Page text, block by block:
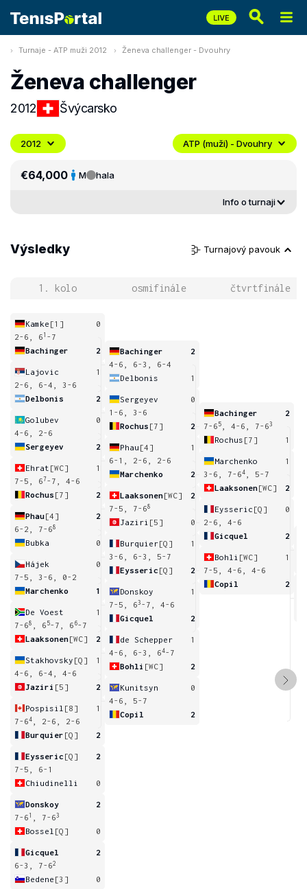
Turnaje - ATP muži 2012 Ženeva challenger - Dvouhry
Ženeva challenger
2012 Švýcarsko
2012 ATP (muži) - Dvouhry
€64,000 M hala
Info o turnaji
Výsledky Turnajový pavouk
1. kolo osmifinále čtvrtfinále
Kamke [1]
0
2-6, 6 1 -7
Bachinger
2
Lajovic
1
2-6, 6-4, 3-6
Delbonis
2
Golubev
0
4-6, 2-6
Sergeyev
2
Ehrat [WC]
1
7-5, 67-7, 4-6
Rochus [7] 2
Phau[4]
2
6-2, 7-68
Bubka 0
Hájek
0
7-5, 3-6, 0-2
Marchenko
1
De Voest
1
7-68 , 6 5-7, 6 6-7
Laaksonen[WC] 2
Stakhovsky [Q]
1
4-6, 6-4, 4-6
Jaziri [5] 2
Pospisil [8]
1
7-64
, 2-6, 2-6
Burquier [Q] 2
Eysseric [Q]
2
7-5, 6-1
Chiudinelli
0
Donskoy
2
7-6 1 , 7-63
Bossel [Q] 0
Gicquel
2
6-3, 7-62
Bedene [3] 0
Bachinger
2
4-6, 6-3, 6-4
Delbonis
1
Sergeyev
0
1-6, 3-6
Rochus [7] 2
Phau [4]
1
6-1, 2-6, 2-6
Marchenko
2
Laaksonen[WC]
2
7-5, 7-68
Jaziri [5] 0
Burquier[Q]
1
3-6, 6-3, 5-7
Eysseric [Q] 2
Donskoy
1
7-5, 63 -7, 4-6
Gicquel
2
de Schepper
1
4-6, 6-3, 64-7
Bohli [WC] 2
Kunitsyn
0
4-6, 5-7
Copil
2
Bachinger
2
7-6 5 , 4-6, 7-63
Rochus [7] 1
Marchenko
1
3-6, 7-64
, 5-7
Laaksonen[WC] 2
Eysseric [Q]
0
2-6, 4-6
Gicquel
2
Bohli [WC]
1
7-5, 4-6, 4-6
Copil
2